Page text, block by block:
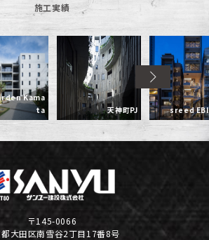
施工実績
Kama
ta
天神町PJ sreed
〒145-0066
都大田区南雪谷2丁目17番8号